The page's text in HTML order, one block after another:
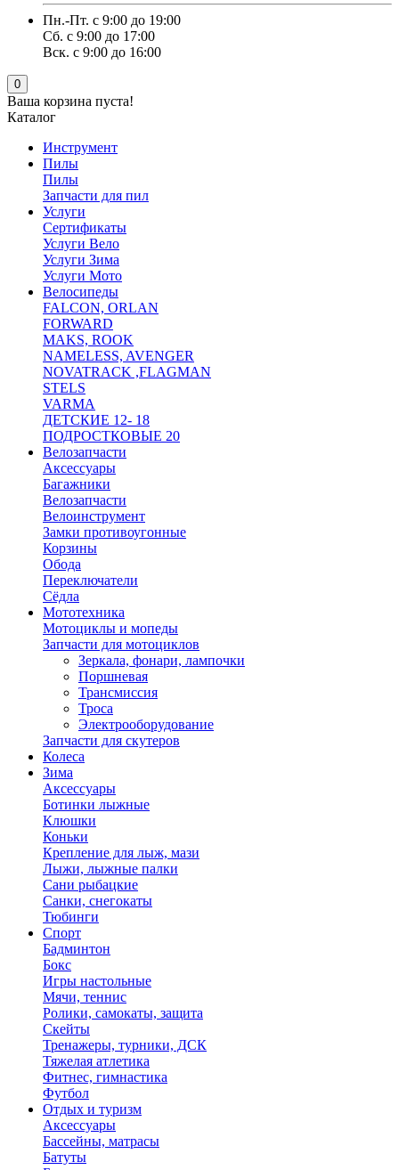
Пн.-Пт. с 9:00 до 19:00
Сб. с 9:00 до 17:00
Вск. с 9:00 до 16:00
0
Ваша корзина пуста!
Каталог
Инструмент
Пилы
Пилы
Запчасти для пил
Услуги
Сертификаты
Услуги Вело
Услуги Зима
Услуги Мото
Велосипеды
FALCON, ORLAN
FORWARD
MAKS, ROOK
NAMELESS, AVENGER
NOVATRACK ,FLAGMAN
STELS
VARMA
ДЕТСКИЕ 12- 18
ПОДРОСТКОВЫЕ 20
Велозапчасти
Аксессуары
Багажники
Велозапчасти
Велоинструмент
Замки противоугонные
Корзины
Обода
Переключатели
Сёдла
Мототехника
Мотоциклы и мопеды
Запчасти для мотоциклов
Зеркала, фонари, лампочки
Поршневая
Трансмиссия
Троса
Электрооборудование
Запчасти для скутеров
Колеса
Зима
Аксессуары
Ботинки лыжные
Клюшки
Коньки
Крепление для лыж, мази
Лыжи, лыжные палки
Сани рыбацкие
Санки, снегокаты
Тюбинги
Спорт
Бадминтон
Бокс
Игры настольные
Мячи, теннис
Ролики, самокаты, защита
Скейты
Тренажеры, турники, ДСК
Тяжелая атлетика
Фитнес, гимнастика
Футбол
Отдых и туризм
Аксессуары
Бассейны, матрасы
Батуты